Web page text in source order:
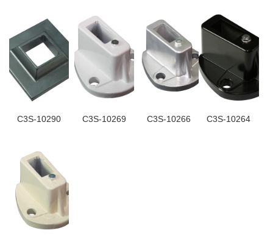
C3S-10290 C3S-10269 C3S-10266 C3S-10264